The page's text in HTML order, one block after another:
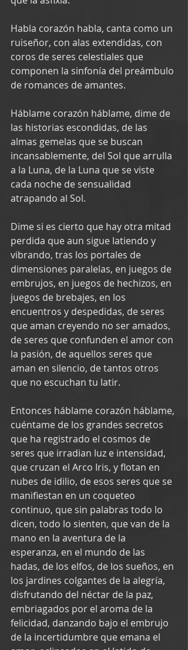
Habla corazón habla, canta como un
ruiseñor, con alas extendidas, con
coros de seres celestiales que
componen la sinfonía del preámbulo
de romances de amantes.
Háblame corazón háblame, dime de
las historias escondidas, de las
almas gemelas que se buscan
incansablemente, del Sol que arrulla
a la Luna, de la Luna que se viste
cada noche de sensualidad
atrapando al Sol.
Dime si es cierto que hay otra mitad
perdida que aun sigue latiendo y
vibrando, tras los portales de
dimensiones paralelas, en juegos de
embrujos, en juegos de hechizos, en
juegos de brebajes, en los
encuentros y despedidas, de seres
que aman creyendo no ser amados,
de seres que confunden el amor con
la pasión, de aquellos seres que
aman en silencio, de tantos otros
que no escuchan tu latir.
Entonces háblame corazón háblame,
cuéntame de los grandes secretos
que ha registrado el cosmos de
seres que irradian luz e intensidad,
que cruzan el Arco Iris, y flotan en
nubes de idilio, de esos seres que se
manifiestan en un coqueteo
continuo, que sin palabras todo lo
dicen, todo lo sienten, que van de la
mano en la aventura de la
esperanza, en el mundo de las
hadas, de los elfos, de los sueños, en
los jardines colgantes de la alegría,
disfrutando del néctar de la paz,
embriagados por el aroma de la
felicidad, danzando bajo el embrujo
de la incertidumbre que emana el